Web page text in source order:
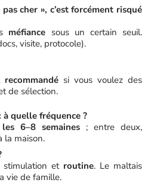
cher », c’est forcément risqué
méfiance sous un certain seuil.
visite, protocole).
recommandé si vous voulez des
de sélection.
quelle fréquence ?
6–8 semaines ; entre deux,
la maison.
stimulation et routine. Le maltais
vie de famille.